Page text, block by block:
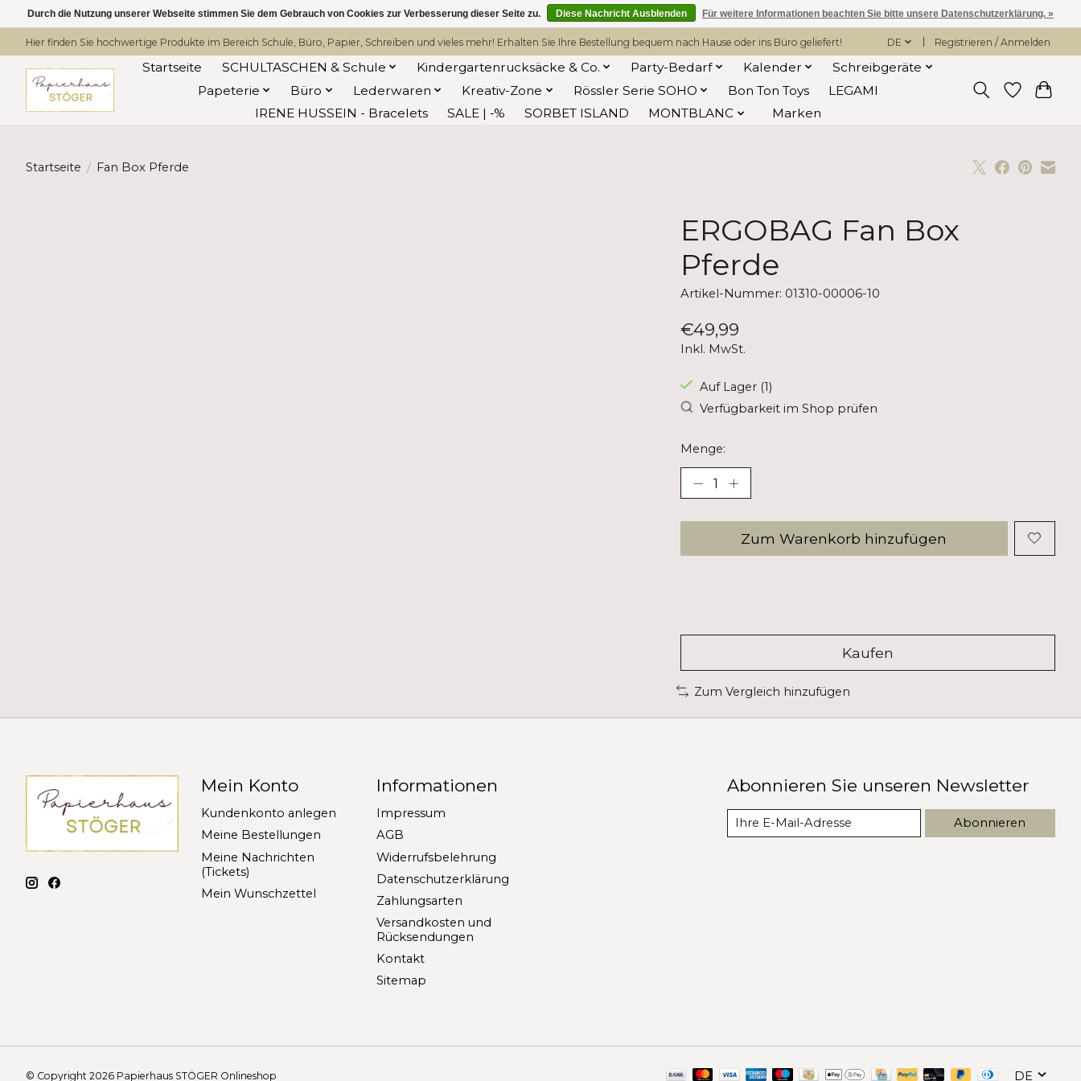
Hier finden Sie hochwertige Produkte im Bereich Schule, Büro, Papier, Schreiben und vieles mehr! Erhalten Sie Ihre Bestellung bequem nach Hause oder ins Büro geliefert! DE Registrieren / Anmelden
Startseite SCHULTASCHEN & Schule Kindergartenrucksäcke & Co. Party-Bedarf Kalender
Schreibgeräte
Papeterie
Büro Lederwaren Kreativ-Zone Rössler Serie SOHO Bon Ton Toys
LEGAMI
IRENE HUSSEIN - Bracelets
SALE | -% SORBET ISLAND MONTBLANC Marken
Startseite / Fan Box Pferde
ERGOBAG Fan Box
Pferde
Artikel-Nummer: 01310-00006-10
€49,99
Inkl. MwSt.
Auf Lager (1)
Verfügbarkeit im Shop prüfen
Menge:
Zum Warenkorb hinzufügen
Kaufen
Zum Vergleich hinzufügen
Mein Konto
Kundenkonto anlegen
Meine Bestellungen
Meine Nachrichten
(Tickets)
Mein Wunschzettel
Informationen
Impressum
AGB
Widerrufsbelehrung
Datenschutzerklärung
Zahlungsarten
Versandkosten und
Rücksendungen
Kontakt
Sitemap
Abonnieren Sie unseren Newsletter
Abonnieren
© Copyright 2026 Papierhaus STÖGER Onlineshop DE
Durch die Nutzung unserer Webseite stimmen Sie dem Gebrauch von Cookies zur Verbesserung dieser Seite zu. Diese Nachricht Ausblenden Für weitere Informationen beachten Sie bitte unsere Datenschutzerklärung. »